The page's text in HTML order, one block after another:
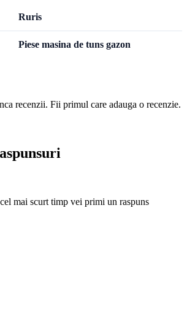
Ruris
Piese masina de tuns gazon
recenzii. Fii primul care adauga o recenzie.
mai scurt timp vei primi un raspuns